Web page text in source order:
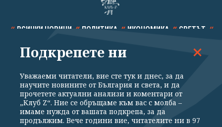
ВСИЧКИ НОВИНИ ПОЛИТИКА ИКОНОМИКА СВЕТЪТ
СПОРТ КУЛТУРА ТЕХНОЛОГИИ КАЛЕЙДОСКОП
Подкрепете ни
Уважаеми читатели, вие сте тук и днес, за да
научите новините от България и света, и да
прочетете актуални анализи и коментари от
„Клуб Z“. Ние се обръщаме към вас с молба –
имаме нужда от вашата подкрепа, за да
продължим. Вече години вие, читателите ни в 97